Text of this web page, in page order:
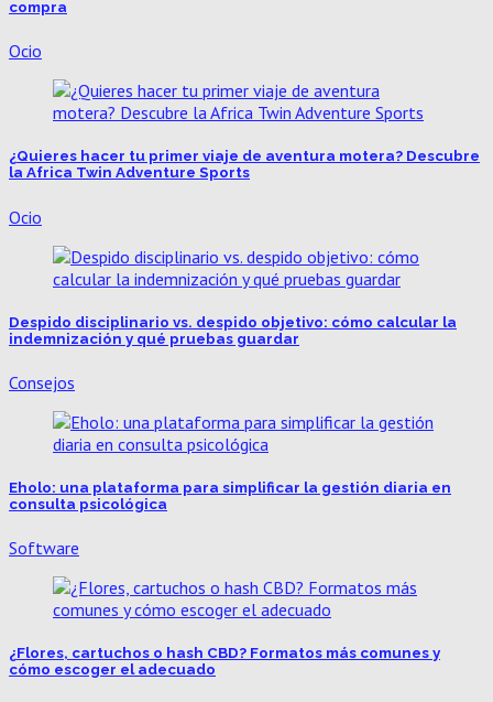
compra
Ocio
¿Quieres hacer tu primer viaje de aventura motera? Descubre
la Africa Twin Adventure Sports
Ocio
Despido disciplinario vs. despido objetivo: cómo calcular la
indemnización y qué pruebas guardar
Consejos
Eholo: una plataforma para simplificar la gestión diaria en
consulta psicológica
Software
¿Flores, cartuchos o hash CBD? Formatos más comunes y
cómo escoger el adecuado